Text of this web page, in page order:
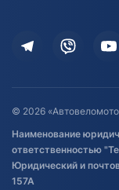
Дополнительные
Оставить отзыв
Договор публичной
Обработка файлов
Постановка
© 2026
Наименование
ответственностью
Юридический и
157А